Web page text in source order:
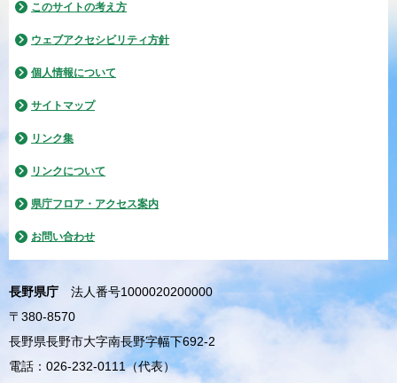
このサイトの考え方
ウェブアクセシビリティ方針
個人情報について
サイトマップ
リンク集
リンクについて
県庁フロア・アクセス案内
お問い合わせ
長野県庁
法人番号1000020200000
〒380-8570
長野県長野市大字南長野字幅下692-2
電話：026-232-0111（代表）